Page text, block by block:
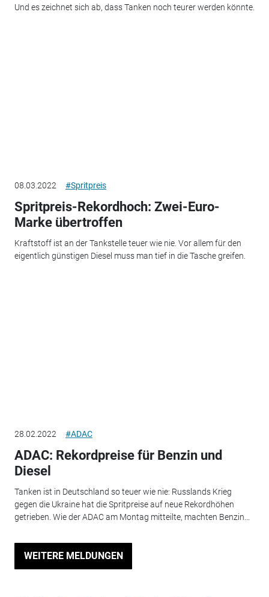
Und es zeichnet sich ab, dass Tanken noch teurer werden könnte.
08.03.2022 #Spritpreis
Spritpreis-Rekordhoch: Zwei-Euro-
Marke übertroffen
Kraftstoff ist an der Tankstelle teuer wie nie. Vor allem für den
eigentlich günstigen Diesel muss man tief in die Tasche greifen.
28.02.2022 #ADAC
ADAC: Rekordpreise für Benzin und
Diesel
Tanken ist in Deutschland so teuer wie nie: Russlands Krieg
gegen die Ukraine hat die Spritpreise auf neue Rekordhöhen
getrieben. Wie der ADAC am Montag mitteilte, machten Benzin...
WEITERE MELDUNGEN